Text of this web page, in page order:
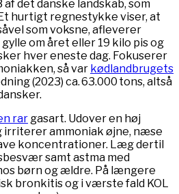
det danske landskab, som
hurtigt regnestykke viser, at
som voksne, afleverer
om året eller 19 kilo pis og
hver eneste dag. Fokuserer
så var kødlandbrugets
(2023) ca. 63.000 tons, altså
rar gasart. Udover en høj
ammoniak øjne, næse
koncentrationer. Læg dertil
samt astma med
børn og ældre. På længere
bronkitis og i værste fald KOL